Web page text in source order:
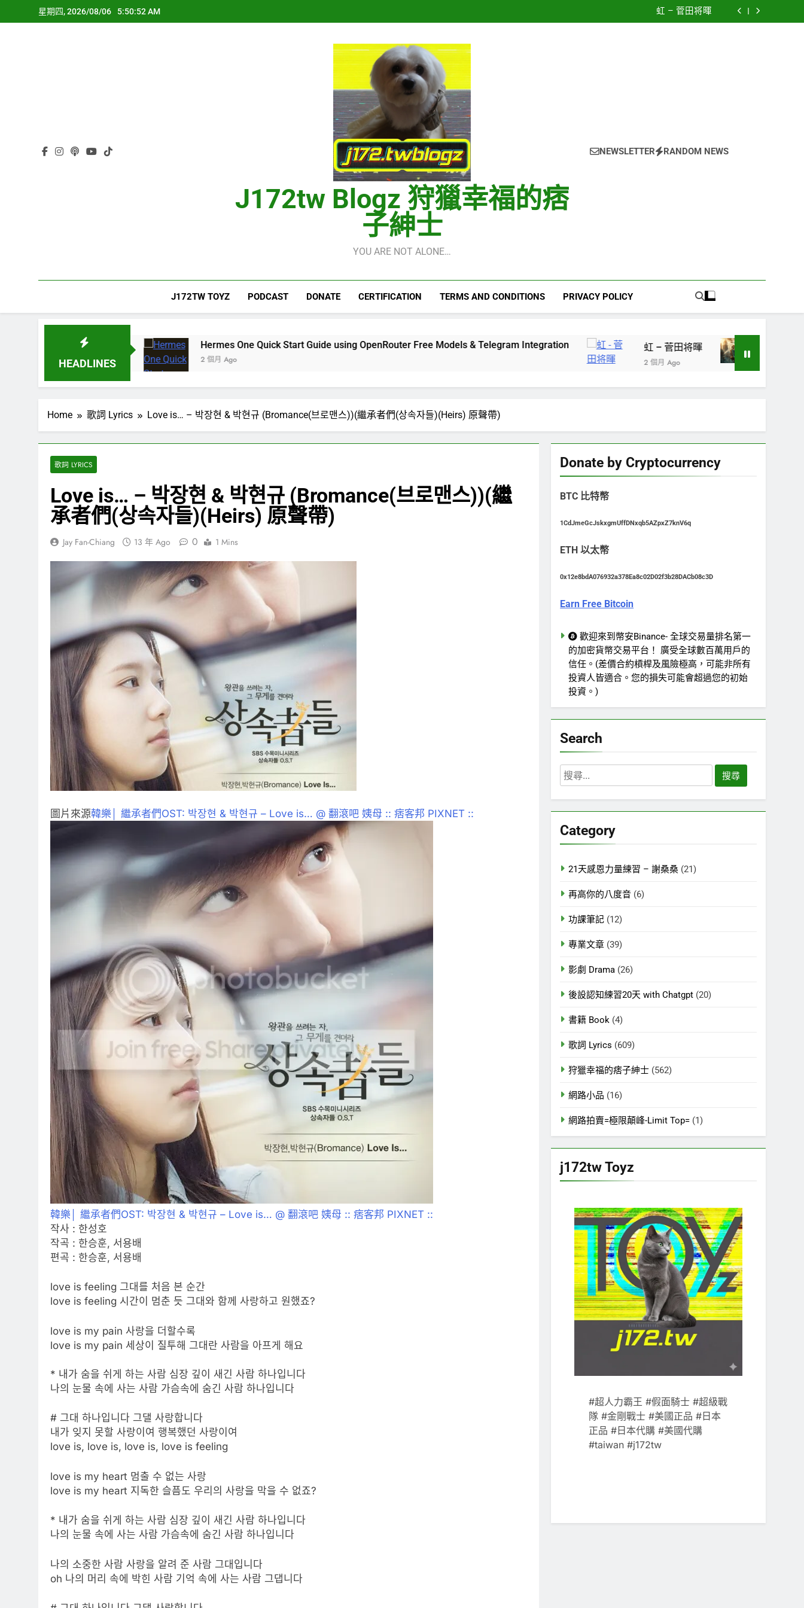
to
星期四, 2026/08/06 5:50:54 AM
Integration
虹 – 菅田将暉
再次重逢的世界(다시만난세계)(Into The New World) – 少女時代(소녀시대)
Hermes One Quick Start Guide using OpenRouter Free Models & Telegram
J172tw Blogz 狩獵幸福的痞
子紳士
YOU ARE NOT ALONE…
NEWSLETTER RANDOM NEWS
J172TW TOYZ PODCAST DONATE CERTIFICATION TERMS AND CONDITIONS PRIVACY POLICY
HEADLINES
Hermes One Quick Start Guide using OpenRouter Free Models & Telegram Integration
2 個月 Ago
虹 – 菅田将暉
2 個月 Ago
再看新世紀福音戰士：
2 個月 Ago
Home 歌詞 Lyrics Love is… – 박장현 & 박현규 (Bromance(브로맨스))(繼承者們(상속자들)(Heirs) 原聲帶)
歌詞 LYRICS
Love is… – 박장현 & 박현규 (Bromance(브로맨스))(繼
承者們(상속자들)(Heirs) 原聲帶)
Jay Fan-Chiang 13 年 Ago 0 1 Mins
圖片來源韓樂│ 繼承者們OST: 박장현 & 박현규 – Love is… @ 翻滾吧 姨母 :: 痞客邦 PIXNET ::
韓樂│ 繼承者們OST: 박장현 & 박현규 – Love is… @ 翻滾吧 姨母 :: 痞客邦 PIXNET ::
작사 : 한성호
작곡 : 한승훈, 서용배
편곡 : 한승훈, 서용배
love is feeling 그대를 처음 본 순간
love is feeling 시간이 멈춘 듯 그대와 함께 사랑하고 원했죠?
love is my pain 사랑을 더할수록
love is my pain 세상이 질투해 그대란 사람을 아프게 해요
* 내가 숨을 쉬게 하는 사람 심장 깊이 새긴 사람 하나입니다
나의 눈물 속에 사는 사람 가슴속에 숨긴 사람 하나입니다
# 그대 하나입니다 그댈 사랑합니다
내가 잊지 못할 사랑이여 행복했던 사랑이여
love is, love is, love is, love is feeling
love is my heart 멈출 수 없는 사랑
love is my heart 지독한 슬픔도 우리의 사랑을 막을 수 없죠?
* 내가 숨을 쉬게 하는 사람 심장 깊이 새긴 사람 하나입니다
나의 눈물 속에 사는 사람 가슴속에 숨긴 사람 하나입니다
나의 소중한 사람 사랑을 알려 준 사람 그대입니다
oh 나의 머리 속에 박힌 사람 기억 속에 사는 사람 그댑니다
Donate by Cryptocurrency
BTC 比特幣
1CdJmeGcJskxgmUffDNxqb5AZpxZ7knV6q
ETH 以太幣
0x12e8bdA076932a378Ea8c02D02f3b28DACb08c3D
Earn Free Bitcoin
歡迎來到幣安Binance- 全球交易量排名第一
的加密貨幣交易平台！ 廣受全球數百萬用戶的
信任。(差價合約槓桿及風險極高，可能非所有
投資人皆適合。您的損失可能會超過您的初始
投資。)
Search
搜
尋
字:
Category
21天感恩力量練習 – 謝桑桑 (21)
再高你的八度音 (6)
功課筆記 (12)
專業文章 (39)
影劇 Drama (26)
後設認知練習20天 with Chatgpt (20)
書籍 Book (4)
歌詞 Lyrics (609)
狩獵幸福的痞子紳士 (562)
網路小品 (16)
網路拍賣=極限顛峰-Limit Top= (1)
j172tw Toyz
#超人力霸王 #假面騎士 #超級戰
隊 #金剛戰士 #美國正品 #日本
正品 #日本代購 #美國代購
#taiwan #j172tw